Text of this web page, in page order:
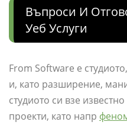
Въпроси И
Уеб Услуги
From Software е
и, като разширение,
студиото си взе
проекти, като напр